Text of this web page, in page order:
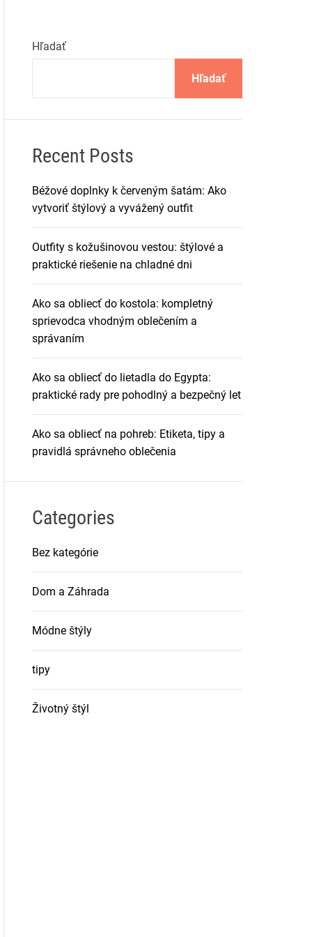
Hľadať
Hľadať
Recent Posts
Béžové doplnky k červeným šatám: Ako
vytvoriť štýlový a vyvážený outfit
Outfity s kožušinovou vestou: štýlové a
praktické riešenie na chladné dni
Ako sa obliecť do kostola: kompletný
sprievodca vhodným oblečením a
správaním
Ako sa obliecť do lietadla do Egypta:
praktické rady pre pohodlný a bezpečný let
Ako sa obliecť na pohreb: Etiketa, tipy a
pravidlá správneho oblečenia
Categories
Bez kategórie
Dom a Záhrada
Módne štýly
tipy
Životný štýl